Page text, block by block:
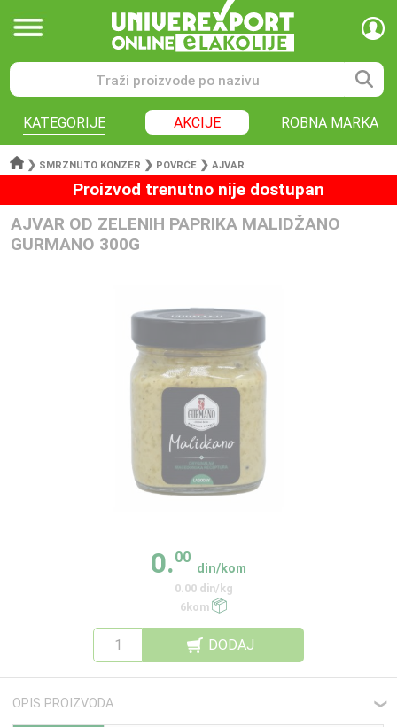
KATEGORIJE AKCIJE ROBNA MARKA
❯ SMRZNUTO KONZER ❯ POVRĆE ❯ AJVAR
Proizvod trenutno nije dostupan
AJVAR OD ZELENIH PAPRIKA MALIDŽANO
GURMANO 300G
0.00
din/kom
0.00 din/kg
6kom
DODAJ
OPIS PROIZVODA ❮